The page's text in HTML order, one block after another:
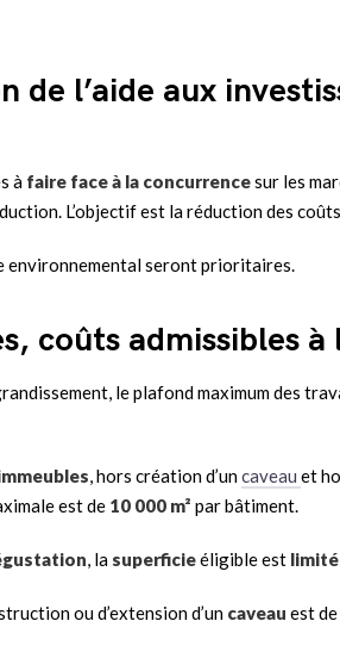
de l’aide aux
à faire face à la concurrencesur les
L’objectif est la réduction des
environnemental seront prioritaires.
coûts admissibles à
le plafond maximum des
, hors création d’uncaveau et
est de 10 000 m² par bâtiment.
, la superficieéligible est
ou d’extension d’un caveau est de